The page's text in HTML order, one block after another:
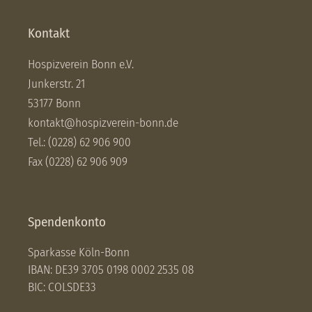
Kontakt
Hospizverein Bonn e.V.
Junkerstr. 21
53177 Bonn
kontakt@hospizverein-bonn.de
Tel.: (0228) 62 906 900
Fax (0228) 62 906 909
Spendenkonto
Sparkasse Köln-Bonn
IBAN: DE39 3705 0198 0002 2535 08
BIC: COLSDE33